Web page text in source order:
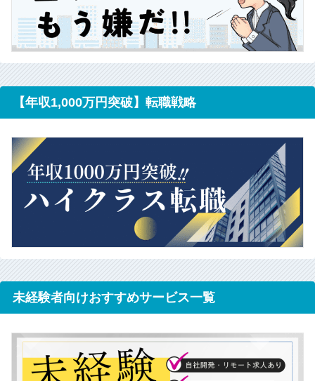
【年収1,000万円突破】転職戦略
未経験者向けおすすめサービス一覧